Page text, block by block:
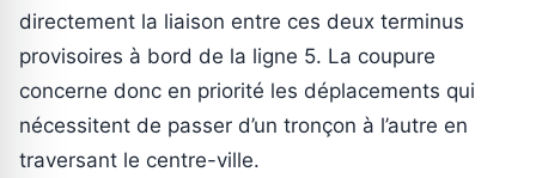
directement la liaison entre ces deux terminus
provisoires à bord de la ligne 5. La coupure
concerne donc en priorité les déplacements qui
nécessitent de passer d’un tronçon à l’autre en
traversant le centre-ville.